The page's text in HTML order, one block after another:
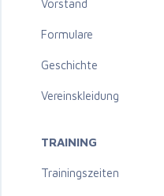
Vorstand
Formulare
Geschichte
Vereinskleidung
TRAINING
Trainingszeiten